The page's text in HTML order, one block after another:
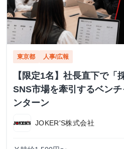
東京都 人事/広報
【限定1名】社長直下で「
SNS市場を牽引するベン
ンターン
JOKER'S株式会社